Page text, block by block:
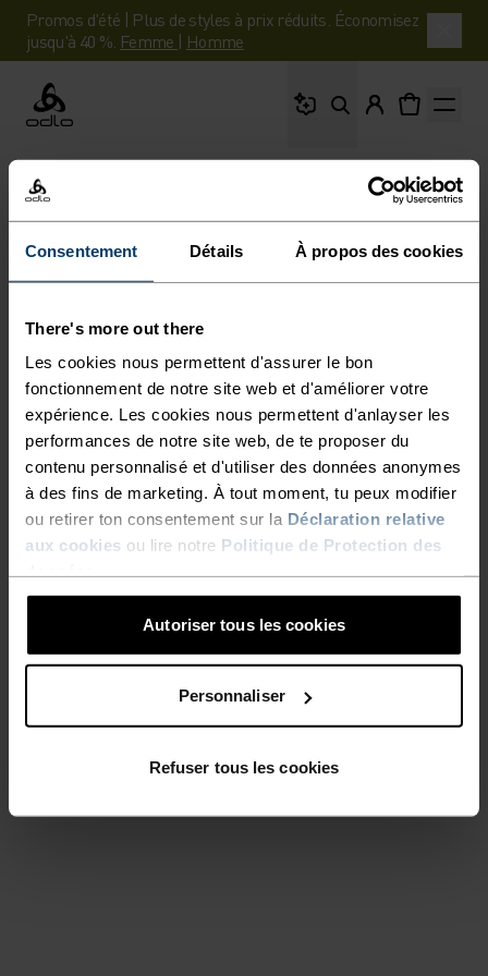
Consentement Détails À propos des cookies
There's more out there
Les cookies nous permettent d'assurer le bon
fonctionnement de notre site web et d'améliorer votre
expérience. Les cookies nous permettent d'anlayser les
performances de notre site web, de te proposer du
contenu personnalisé et d'utiliser des données anonymes
à des fins de marketing. À tout moment, tu peux modifier
ou retirer ton consentement sur la Déclaration relative
aux cookies ou lire notre Politique de Protection des
Autoriser tous les cookies
Personnaliser
Refuser tous les cookies
Promos d'été | Plus de styles à prix réduits. Économisez
jusqu'à 40 %. Femme | Homme
Odlo